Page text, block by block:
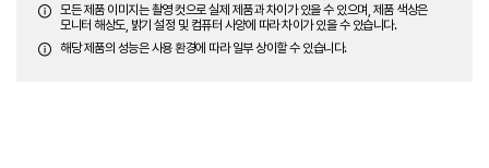
모든 제품 이미지는 촬영 컷으로 실제 제품과 차이가 있을 수 있으며, 제품 색상은
모니터 해상도, 밝기 설정 및 컴퓨터 사양에 따라 차이가 있을 수 있습니다.
해당 제품의 성능은 사용 환경에 따라 일부 상이할 수 있습니다.